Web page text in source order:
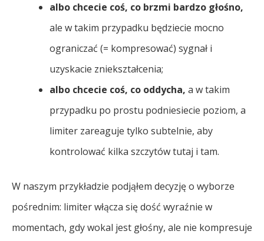
albo chcecie coś, co brzmi bardzo głośno,
ale w takim przypadku będziecie mocno
ograniczać (= kompresować) sygnał i
uzyskacie zniekształcenia;
albo chcecie coś, co oddycha, a w takim
przypadku po prostu podniesiecie poziom, a
limiter zareaguje tylko subtelnie, aby
kontrolować kilka szczytów tutaj i tam.
W naszym przykładzie podjąłem decyzję o wyborze
pośrednim: limiter włącza się dość wyraźnie w
momentach, gdy wokal jest głośny, ale nie kompresuje